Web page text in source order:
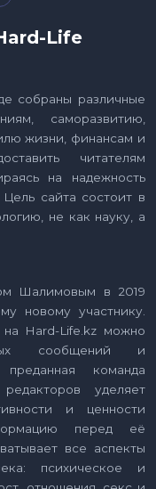
Life
собраны различные
саморазвитию,
жизни, финансам и
читателям
на надежность
сайта состоит в
не как науку, а
Шалимовым в 2019
новому участнику.
Hard-Life.kz можно
сообщений и
команда
уделяет
и ценности
перед её
все аспекты
психическое и